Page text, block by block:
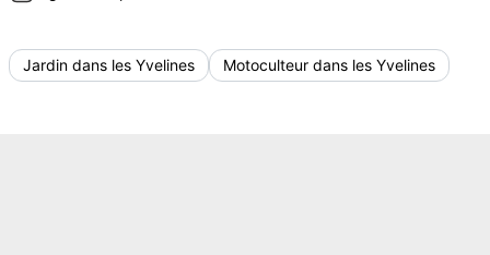
Jardin dans les Yvelines Motoculteur dans les Yvelines